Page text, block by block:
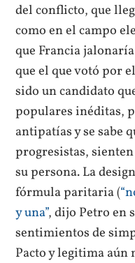
del conflicto, que
como en el campo
que Francia
que el que votó por
sido un candidato
populares inéditas,
antipatías y se sabe
progresistas,
su persona. La
fórmula paritaria (
y una”, dijo Petro en
sentimientos de
Pacto y legitima